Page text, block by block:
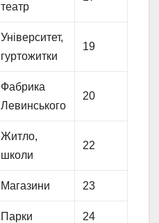
театр
Університет,
гуртожитки
19
Фабрика
Левинського
20
Житло,
школи
22
Магазини 23
Парки 24